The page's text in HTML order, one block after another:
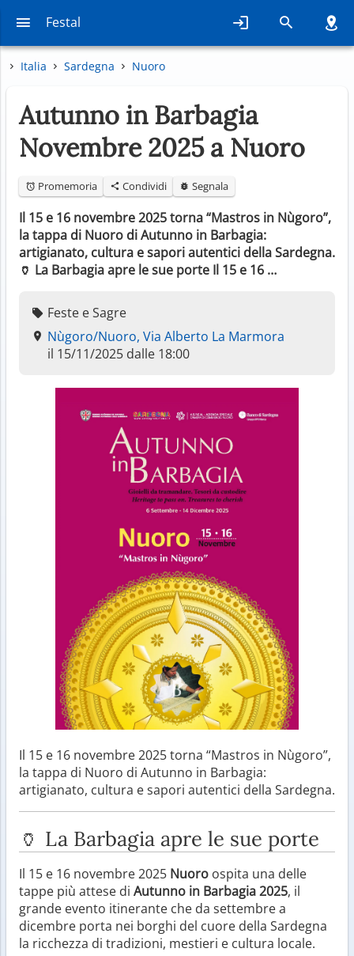
Festal
Italia Sardegna Nuoro
Autunno in Barbagia
Novembre 2025 a Nuoro
Promemoria Condividi Segnala
Il 15 e 16 novembre 2025 torna “Mastros in Nùgoro”,
la tappa di Nuoro di Autunno in Barbagia:
artigianato, cultura e sapori autentici della Sardegna.
🏺 La Barbagia apre le sue porte Il 15 e 16 …
Feste e Sagre
Nùgoro/Nuoro, Via Alberto La Marmora
il 15/11/2025 dalle 18:00
Il 15 e 16 novembre 2025 torna “Mastros in Nùgoro”,
la tappa di Nuoro di Autunno in Barbagia:
artigianato, cultura e sapori autentici della Sardegna.
🏺 La Barbagia apre le sue porte
Il 15 e 16 novembre 2025 Nuoro ospita una delle
tappe più attese di Autunno in Barbagia 2025, il
grande evento itinerante che da settembre a
dicembre porta nei borghi del cuore della Sardegna
la ricchezza di tradizioni, mestieri e cultura locale.